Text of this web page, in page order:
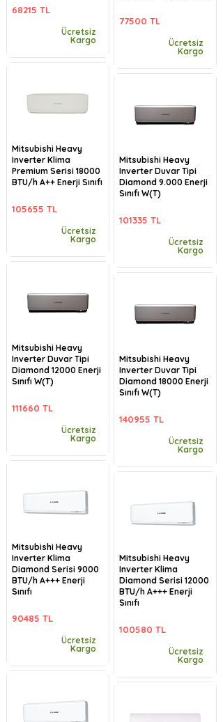
68215 TL
Ücretsiz
Kargo
Mitsubishi Heavy
Inverter Klima
Premium Serisi 18000
BTU/h A++ Enerji Sınıfı
105655 TL
Ücretsiz
Kargo
Mitsubishi Heavy
Inverter Duvar Tipi
Diamond 12000 Enerji
Sınıfı W(T)
111660 TL
Ücretsiz
Kargo
Mitsubishi Heavy
Inverter Klima
Diamond Serisi 9000
BTU/h A+++ Enerji
Sınıfı
90485 TL
Ücretsiz
Kargo
77500 TL
Ücretsiz
Kargo
Mitsubishi Heavy
Inverter Duvar Tipi
Diamond 9.000 Enerji
Sınıfı W(T)
101335 TL
Ücretsiz
Kargo
Mitsubishi Heavy
Inverter Duvar Tipi
Diamond 18000 Enerji
Sınıfı W(T)
140955 TL
Ücretsiz
Kargo
Mitsubishi Heavy
Inverter Klima
Diamond Serisi 12000
BTU/h A+++ Enerji
Sınıfı
100580 TL
Ücretsiz
Kargo